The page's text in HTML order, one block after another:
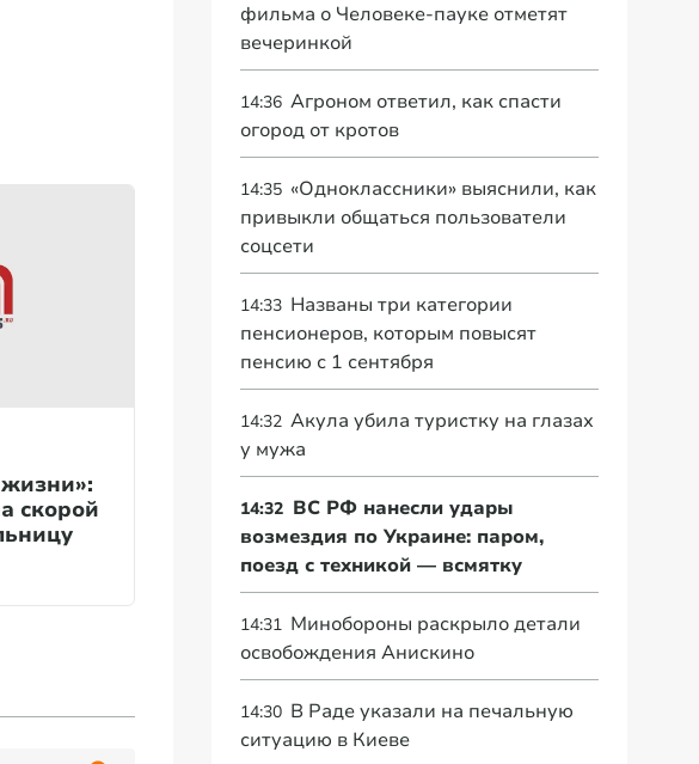
скорой
фильма о Человеке-пауке отметят
вечеринкой
14:36 Агроном ответил, как спасти
огород от кротов
14:35 «Одноклассники» выяснили, как
привыкли общаться пользователи
соцсети
14:33 Названы три категории
пенсионеров, которым повысят
пенсию с 1 сентября
14:32 Акула убила туристку на глазах
у мужа
14:32 ВС РФ нанесли удары
возмездия по Украине: паром,
поезд с техникой — всмятку
14:31 Минобороны раскрыло детали
освобождения Анискино
14:30 В Раде указали на печальную
ситуацию в Киеве